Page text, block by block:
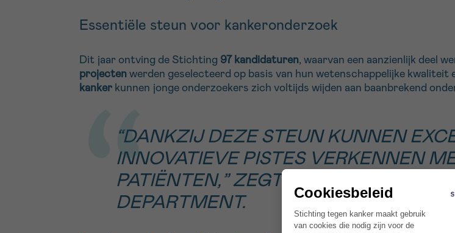
Essentiële steun voor kankeronderzoek
Dit jaar ontving de Stichting 97 kandidaturen, waarvan een aanzienlijk deel
projecten werden geselecteerd op basis van hun wetenschappelijke kwaliteit
kanker kunnen jonge onderzoekers zich voltijds wijden aan baanbrekend
“DANKZIJ DEZE STEUN KUNNEN
INNOVATIEVE PISTES VERKENNEN
PATIËNTEN,” ZEGT
,
DEPARTMENT.